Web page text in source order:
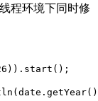
程环境下同时修